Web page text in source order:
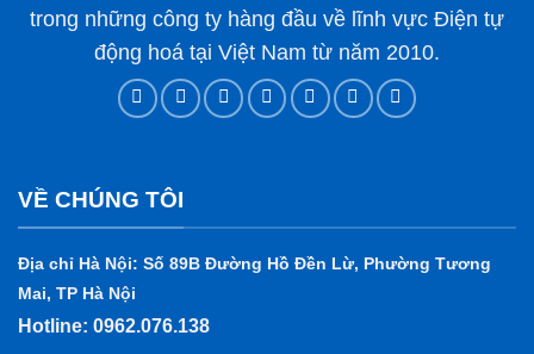
trong những công ty hàng đầu về lĩnh vực Điện tự
động hoá tại Việt Nam từ năm 2010.
VỀ CHÚNG TÔI
Địa chỉ Hà Nội: Số 89B Đường Hồ Đền Lừ, Phường Tương
Mai, TP Hà Nội
Hotline: 0962.076.138